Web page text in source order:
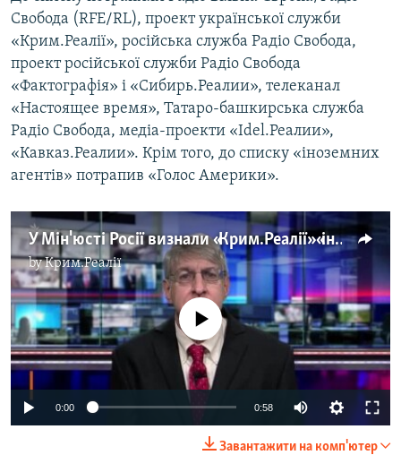
Свобода (RFE/RL), проект української служби
«Крим.Реалії», російська служба Радіо Свобода,
проект російської служби Радіо Свобода
«Фактографія» і «Сибирь.Реалии», телеканал
«Настоящее время», Татаро-башкирська служба
Радіо Свобода, медіа-проекти «Idel.Реалии»,
«Кавказ.Реалии». Крім того, до списку «іноземних
агентів» потрапив «Голос Америки».
У Мін'юсті Росії визнали «Крим.Реалії» «іноземним агентом». Заява президента РСЕ/РС
byКрим.Реалії
No media source currently available
0:00 0:58
Завантажити на комп'ютер